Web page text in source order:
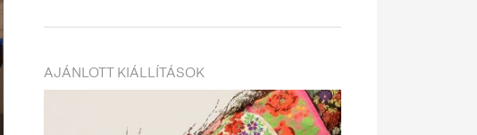
AJÁNLOTT KIÁLLÍTÁSOK